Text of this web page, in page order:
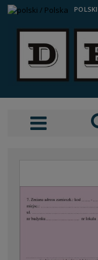
POLSKI